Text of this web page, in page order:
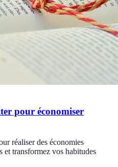
pour économiser
réaliser des économies
et transformez vos habitudes